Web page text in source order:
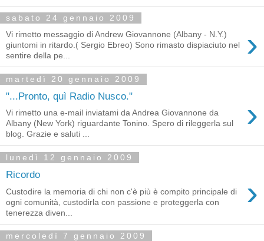
sabato 24 gennaio 2009
›
Vi rimetto messaggio di Andrew Giovannone (Albany - N.Y.)
giuntomi in ritardo.( Sergio Ebreo) Sono rimasto dispiaciuto nel
sentire della pe...
martedì 20 gennaio 2009
"...Pronto, quì Radio Nusco." ›
Vi rimetto una e-mail inviatami da Andrea Giovannone da
Albany (New York) riguardante Tonino. Spero di rileggerla sul
blog. Grazie e saluti ...
lunedì 12 gennaio 2009
Ricordo ›
Custodire la memoria di chi non c'è più è compito principale di
ogni comunità, custodirla con passione e proteggerla con
tenerezza diven...
mercoledì 7 gennaio 2009